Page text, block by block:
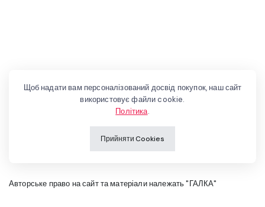
Авторське право на сайт та матеріали належать "ГАЛКА"
Щоб надати вам персоналізований досвід покупок, наш сайт
використовує файли cookie.
Політика.
Прийняти Cookies